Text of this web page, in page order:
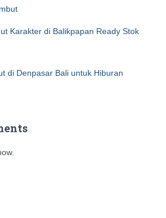
Karakter di Balikpapan Ready Stok
di Denpasar Bali untuk Hiburan